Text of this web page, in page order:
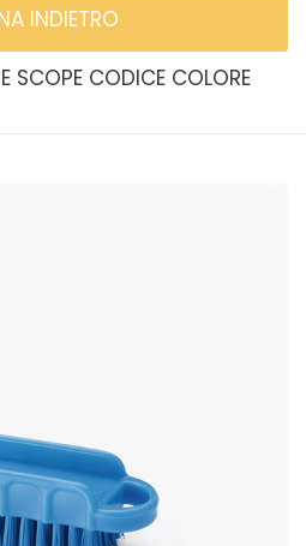
INDIETRO
SCOPE CODICE COLORE